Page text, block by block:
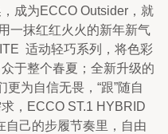
成为ECCO Outsider，就
一抹红红火火的新年新气
适动轻巧系列，将色彩
于整个春夏；全新升级的
为自信无畏，“跟”随自
，ECCO ST.1 HYBRID
自己的步履节奏里，自由